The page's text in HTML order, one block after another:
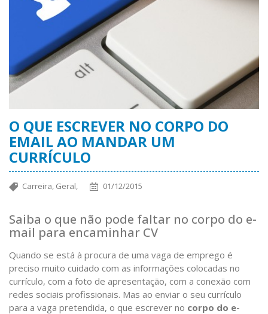
O QUE ESCREVER NO CORPO DO
EMAIL AO MANDAR UM
CURRÍCULO
Carreira, Geral, 01/12/2015
Saiba o que não pode faltar no corpo do e-
mail para encaminhar CV
Quando se está à procura de uma vaga de emprego é
preciso muito cuidado com as informações colocadas no
currículo, com a foto de apresentação, com a conexão com
redes sociais profissionais. Mas ao enviar o seu currículo
para a vaga pretendida, o que escrever no corpo do e-